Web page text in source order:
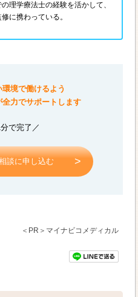
理学療法士の経験を活かして、
に携わっている。
境で働けるよう
力でサポートします
で完了／
談に申し込む
＜PR＞マイナビコメディカル